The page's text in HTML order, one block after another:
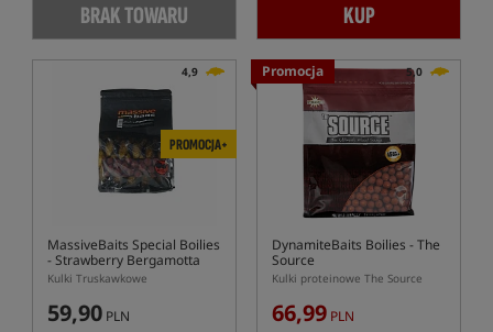
BRAK TOWARU KUP
4,9
PROMOCJA+
MassiveBaits Special Boilies
- Strawberry Bergamotta
Kulki Truskawkowe
59,90 PLN
Promocja 5,0
DynamiteBaits Boilies - The
Source
Kulki proteinowe The Source
66,99 PLN